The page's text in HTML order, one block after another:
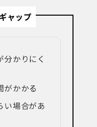
ャップ
分かりにく
がかかる
い場合があ